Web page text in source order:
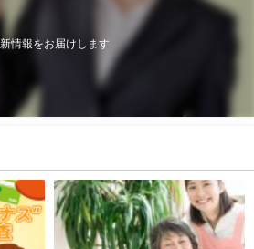
情報をお届けします